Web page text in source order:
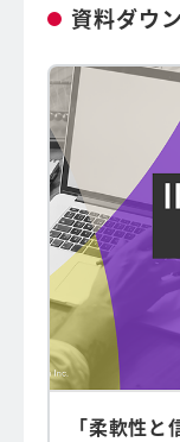
資料ダウ
「柔軟性